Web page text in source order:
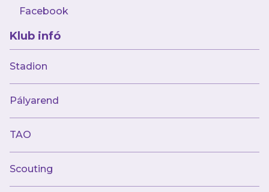
Facebook
Klub infó
Stadion
Pályarend
TAO
Scouting
Múltunk
Jelenünk
Meccseink
Híreink
Csapataink